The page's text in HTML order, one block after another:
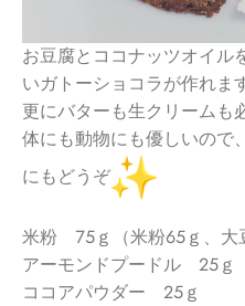
お豆腐とココナッツオイル
いガトーショコラが作れま
更にバターも生クリームも
体にも動物にも優しいので
にもどうぞ
米粉 ７５ｇ（米粉６５ｇ、大
アーモンドプードル ２５ｇ
ココアパウダー ２５ｇ